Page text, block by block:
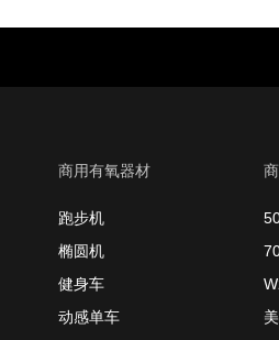
商用有氧器材
跑步机
椭圆机
健身车
动感单车